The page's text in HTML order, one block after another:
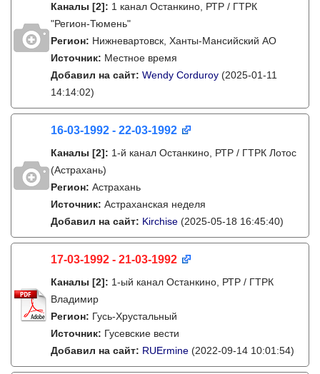
Каналы [2]: 1 канал Останкино, РТР / ГТРК
"Регион-Тюмень"
Регион: Нижневартовск, Ханты-Мансийский АО
Источник: Местное время
Добавил на сайт: Wendy Corduroy (2025-01-11
14:14:02)
16-03-1992 - 22-03-1992
Каналы [2]: 1-й канал Останкино, РТР / ГТРК Лотос
(Астрахань)
Регион: Астрахань
Источник: Астраханская неделя
Добавил на сайт: Kirchise (2025-05-18 16:45:40)
17-03-1992 - 21-03-1992
Каналы [2]: 1-ый канал Останкино, РТР / ГТРК
Владимир
Регион: Гусь-Хрустальный
Источник: Гусевские вести
Добавил на сайт: RUErmine (2022-09-14 10:01:54)